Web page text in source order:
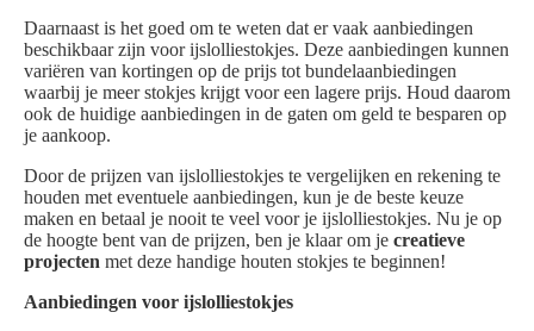
Daarnaast is het goed om te weten dat er vaak aanbiedingen
beschikbaar zijn voor ijslolliestokjes. Deze aanbiedingen kunnen
variëren van kortingen op de prijs tot bundelaanbiedingen
waarbij je meer stokjes krijgt voor een lagere prijs. Houd daarom
ook de huidige aanbiedingen in de gaten om geld te besparen op
je aankoop.
Door de prijzen van ijslolliestokjes te vergelijken en rekening te
houden met eventuele aanbiedingen, kun je de beste keuze
maken en betaal je nooit te veel voor je ijslolliestokjes. Nu je op
de hoogte bent van de prijzen, ben je klaar om je creatieve
projecten met deze handige houten stokjes te beginnen!
Aanbiedingen voor ijslolliestokjes